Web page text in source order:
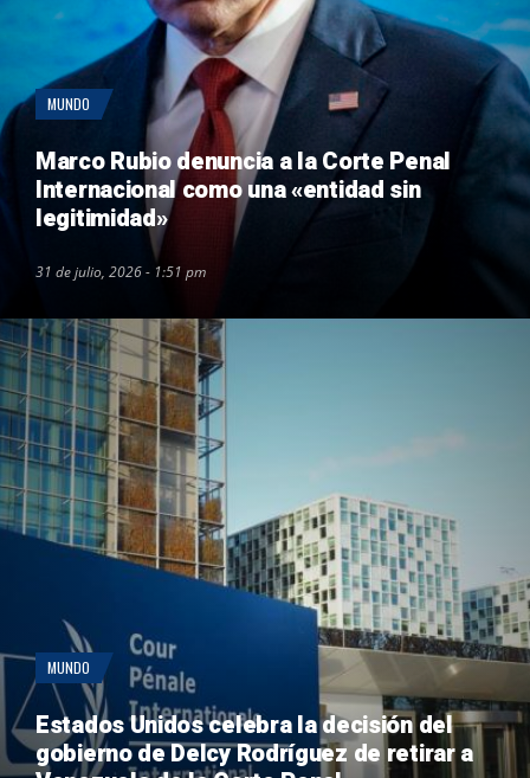
MUNDO
Marco Rubio denuncia a la Corte Penal
Internacional como una «entidad sin
legitimidad»
31 de julio, 2026 - 1:51 pm
MUNDO
Estados Unidos celebra la decisión del
gobierno de Delcy Rodríguez de retirar a